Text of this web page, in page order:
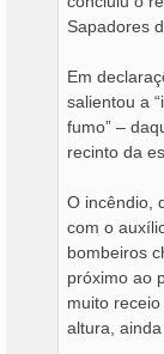
Sapadores
Em
salientou a
fumo” –
recinto da
O incêndio,
com o
bombeiros
próximo ao
muito
altura,